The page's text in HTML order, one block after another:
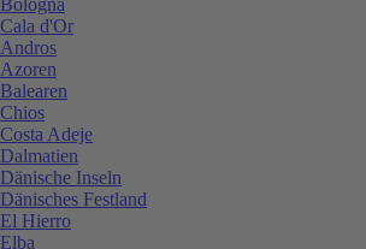
Cala d'Or
Andros
Azoren
Balearen
Chios
Costa Adeje
Dalmatien
Dänische Inseln
Dänisches Festland
El Hierro
Elba